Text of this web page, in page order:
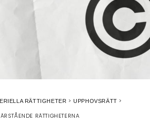
RÄTTIGHETER UPPHOVSRÄTT
RÄTTIGHETERNA